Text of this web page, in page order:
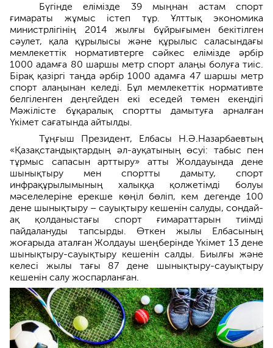
Бүгінде елімізде 39 мыңнан астам спорт
ғимараты жұмыс істеп тұр. Ұлттық экономика
министрлігінің 2014 жылғы бұйрығымен бекітілген
сәулет, қала құрылысы және құрылыс саласындағы
мемлекеттік нормативтерге сәйкес елімізде әрбір
1000 адамға 80 шаршы метр спорт алаңы болуға тиіс.
Бірақ қазіргі таңда әрбір 1000 адамға 47 шаршы метр
спорт алаңынан келеді. Бұл мемлекеттік нормативте
белгіленген деңгейден екі еседей төмен екендігі
Мәжілісте бұқаралық спортты дамытуға арналған
Үкімет сағатында айтылды.
Тұңғыш Президент, Елбасы Н.Ә.Назарбаевтың
«Қазақстандықтардың әл-ауқатының өсуі: табыс пен
тұрмыс сапасын арттыру» атты Жолдауында дене
шынықтыру мен спортты дамыту, спорт
инфрақұрылымының халыққа қолжетімді болуы
мәселелеріне ерекше көңіл бөліп, кем дегенде 100
дене шынықтыру – сауықтыру кешенін салуды, сондай-
ақ қолданыстағы спорт ғимараттарын тиімді
пайдалануды тапсырды. Өткен жылы Елбасының
жоғарыда аталған Жолдауы шеңберінде Үкімет 13 дене
шынықтыру-сауықтыру кешенін салды. Биылғы және
келесі жылы тағы 87 дене шынықтыру-сауықтыру
кешенін салу жоспарланған.